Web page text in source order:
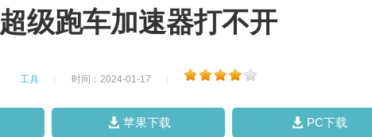
超级跑车加速器打不开
工具 时间：2024-01-17
苹果下载 PC下载